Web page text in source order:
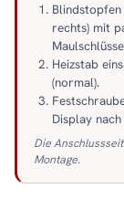
Blindstopfen
rechts) mit
Heizstab
(normal).
Display
Die
Montage.